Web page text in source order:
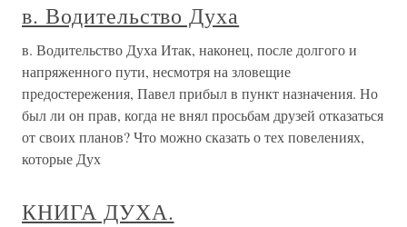
в. Водительство Духа
в. Водительство Духа Итак, наконец, после долгого и
напряженного пути, несмотря на зловещие
предостережения, Павел прибыл в пункт назначения. Но
был ли он прав, когда не внял просьбам друзей отказаться
от своих планов? Что можно сказать о тех повелениях,
которые Дух
КНИГА ДУХА.